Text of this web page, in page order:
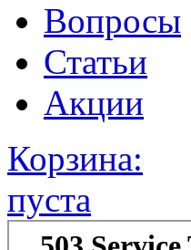
Вопросы
Статьи
Акции
Корзина:
пуста